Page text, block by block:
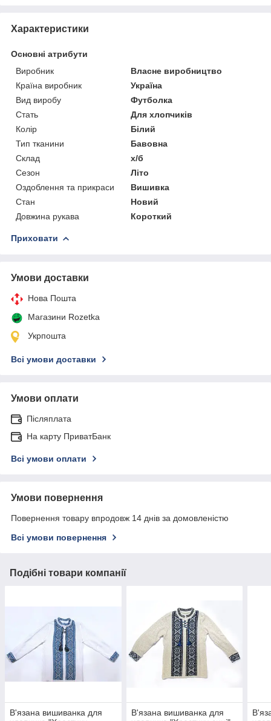
Характеристики
Основні атрибути
Виробник
Власне виробництво
Країна виробник
Україна
Вид виробу
Футболка
Стать
Для хлопчиків
Колір
Білий
Тип тканини
Бавовна
Склад
х/б
Сезон
Літо
Оздоблення та прикраси
Вишивка
Стан
Новий
Довжина рукава
Короткий
Приховати
Умови доставки
Нова Пошта
Магазини Rozetka
Укрпошта
Всі умови доставки
Умови оплати
Післяплата
На карту ПриватБанк
Всі умови оплати
Умови повернення
Повернення товару впродовж 14 днів за домовленістю
Всі умови повернення
Подібні товари компанії
В'язана вишиванка для
В'язана вишиванка для